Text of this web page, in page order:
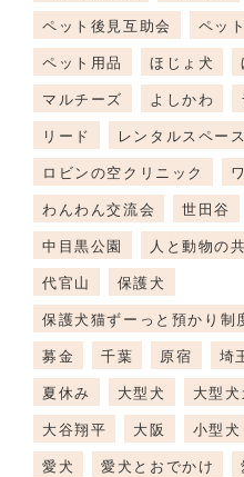
ペット後見互助会
ペッ
ペット用品
ほじょ犬
マルチーズ
よしかわ
リード
レンタルスペース
ロビンの空クリニック
わんわん交流会
世田谷
中目黒公園
人と動物の
代官山
保護犬
保護犬猫ずーっと預かり制
募金
千葉 原宿
埼
夏休み
大型犬 大型
大谷翔平
大阪 小型犬
愛犬
愛犬とおでかけ